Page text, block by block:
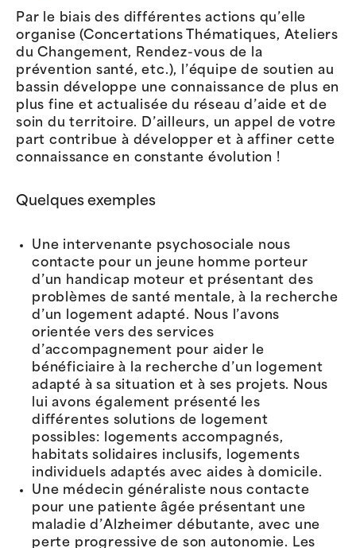
Par le biais des différentes actions qu’elle
organise (Concertations Thématiques, Ateliers
du Changement, Rendez-vous de la
prévention santé, etc.), l’équipe de soutien au
bassin développe une connaissance de plus en
plus fine et actualisée du réseau d’aide et de
soin du territoire. D’ailleurs, un appel de votre
part contribue à développer et à affiner cette
connaissance en constante évolution !
Quelques exemples
Une intervenante psychosociale nous
contacte pour un jeune homme porteur
d’un handicap moteur et présentant des
problèmes de santé mentale, à la recherche
d’un logement adapté. Nous l’avons
orientée vers des services
d’accompagnement pour aider le
bénéficiaire à la recherche d’un logement
adapté à sa situation et à ses projets. Nous
lui avons également présenté les
différentes solutions de logement
possibles: logements accompagnés,
habitats solidaires inclusifs, logements
individuels adaptés avec aides à domicile.
Une médecin généraliste nous contacte
pour une patiente âgée présentant une
maladie d’Alzheimer débutante, avec une
perte progressive de son autonomie. Les